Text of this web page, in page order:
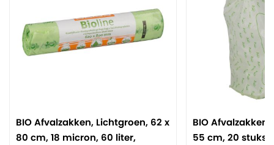
BIO Afvalzakken, Lichtgroen, 62 x
80 cm, 18 micron, 60 liter,
BIO Afvalzakken
55 cm, 20 stuks